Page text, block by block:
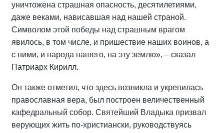
уничтожена страшная опасность, десятилетиями,
даже веками, нависавшая над нашей страной.
Символом этой победы над страшным врагом
явилось, в том числе, и пришествие наших воинов, а
с ними, и народа нашего, на эту землю», – сказал
Патриарх Кирилл.
Он также отметил, что здесь возникла и укрепилась
православная вера, был построен величественный
кафедральный собор. Святейший Владыка призвал
верующих жить по-христиански, руководствуясь